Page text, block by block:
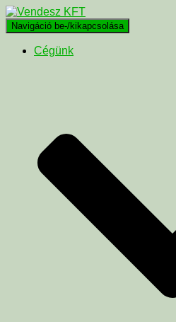
Navigáció be-/kikapcsolása
Cégünk